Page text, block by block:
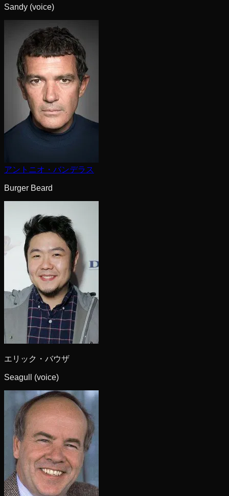
Sandy (voice)
アントニオ・バンデラス
Burger Beard
エリック・バウザ
Seagull (voice)